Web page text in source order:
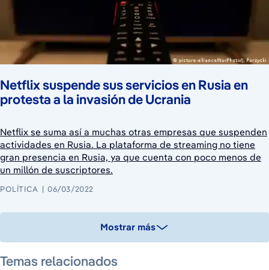
Netflix suspende sus servicios en Rusia en
protesta a la invasión de Ucrania
Netflix se suma así a muchas otras empresas que suspenden
actividades en Rusia. La plataforma de streaming no tiene
gran presencia en Rusia, ya que cuenta con poco menos de
un millón de suscriptores.
POLÍTICA 06/03/2022
Mostrar más
Temas relacionados